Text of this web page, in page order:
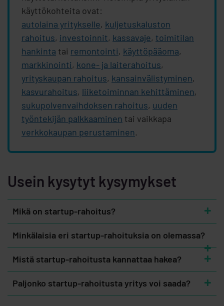
käyttökohteita ovat:
autolaina yritykselle, kuljetuskaluston
rahoitus, investoinnit, kassavaje, toimitilan
hankinta tai remontointi, käyttöpääoma,
markkinointi, kone- ja laiterahoitus,
yrityskaupan rahoitus, kansainvälistyminen,
kasvurahoitus, liiketoiminnan kehittäminen,
sukupolvenvaihdoksen rahoitus, uuden
työntekijän palkkaaminen tai vaikkapa
verkkokaupan perustaminen.
Usein kysytyt kysymykset
Mikä on startup-rahoitus?
Minkälaisia eri startup-rahoituksia on olemassa?
Mistä startup-rahoitusta kannattaa hakea?
Paljonko startup-rahoitusta yritys voi saada?